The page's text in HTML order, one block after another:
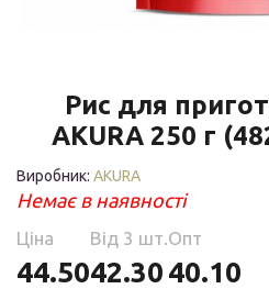
Рис для
AKURA 250 г
Виробник: AKURA
Немає в наявності
Ціна
44.50
Від 3 шт.
42.30
Опт
40.10